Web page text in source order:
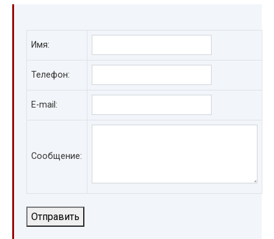
Имя:
Телефон:
E-mail:
Сообщение:
Отправить